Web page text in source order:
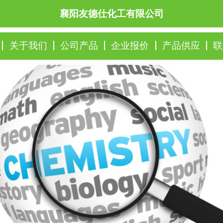
襄阳友德仕化工有限公司
关于我们 公司产品 企业报价 产品供应